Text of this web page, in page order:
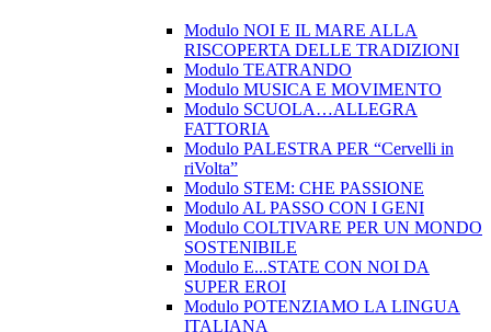
Modulo NOI E IL MARE ALLA
RISCOPERTA DELLE TRADIZIONI
Modulo TEATRANDO
Modulo MUSICA E MOVIMENTO
Modulo SCUOLA…ALLEGRA
FATTORIA
Modulo PALESTRA PER “Cervelli in
riVolta”
Modulo STEM: CHE PASSIONE
Modulo AL PASSO CON I GENI
Modulo COLTIVARE PER UN MONDO
SOSTENIBILE
Modulo E...STATE CON NOI DA
SUPER EROI
Modulo POTENZIAMO LA LINGUA
ITALIANA